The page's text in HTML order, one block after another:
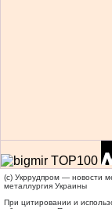
(c) Укррудпром — новости
металлургия Украины
При цитировании и